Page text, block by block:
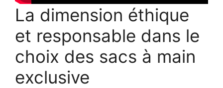
La dimension éthique
et responsable dans le
choix des sacs à main
exclusive